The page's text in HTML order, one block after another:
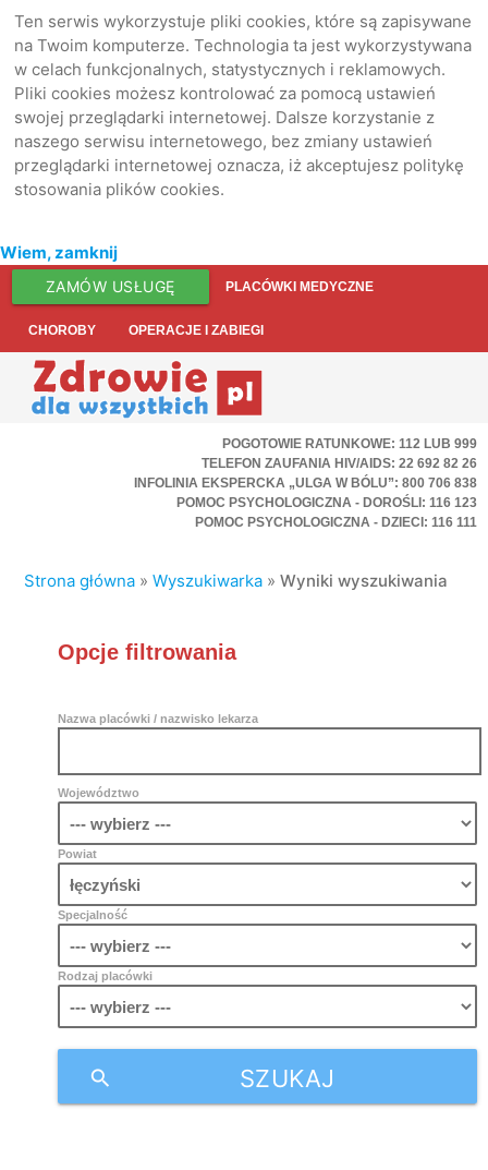
Ten serwis wykorzystuje pliki cookies, które są zapisywane
na Twoim komputerze. Technologia ta jest wykorzystywana
w celach funkcjonalnych, statystycznych i reklamowych.
Pliki cookies możesz kontrolować za pomocą ustawień
swojej przeglądarki internetowej. Dalsze korzystanie z
naszego serwisu internetowego, bez zmiany ustawień
przeglądarki internetowej oznacza, iż akceptujesz politykę
stosowania plików cookies.
Wiem, zamknij
ZAMÓW USŁUGĘ PLACÓWKI MEDYCZNE
CHOROBY OPERACJE I ZABIEGI
POGOTOWIE RATUNKOWE: 112 LUB 999
TELEFON ZAUFANIA HIV/AIDS: 22 692 82 26
INFOLINIA EKSPERCKA „ULGA W BÓLU”: 800 706 838
POMOC PSYCHOLOGICZNA - DOROŚLI: 116 123
POMOC PSYCHOLOGICZNA - DZIECI: 116 111
Strona główna »Wyszukiwarka »Wyniki wyszukiwania
Opcje filtrowania
Nazwa placówki / nazwisko lekarza
Województwo
Powiat
Specjalność
Rodzaj placówki
SZUKAJ
search